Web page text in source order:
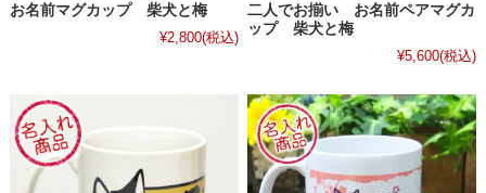
お名前マグカップ 柴犬と梅
¥2,800(税込)
二人でお揃い お名前ペアマグカ
ップ 柴犬と梅
¥5,600(税込)